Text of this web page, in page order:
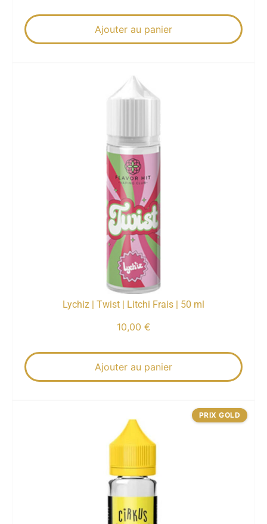
Ajouter au panier
Lychiz | Twist | Litchi Frais | 50 ml
10,00 €
Ajouter au panier
PRIX GOLD